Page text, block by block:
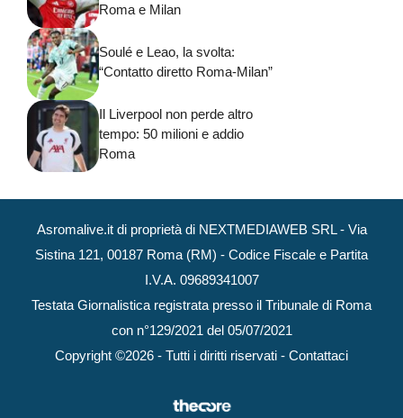
Roma e Milan
Soulé e Leao, la svolta:
“Contatto diretto Roma-Milan”
Il Liverpool non perde altro
tempo: 50 milioni e addio
Roma
Asromalive.it di proprietà di NEXTMEDIAWEB SRL - Via
Sistina 121, 00187 Roma (RM) - Codice Fiscale e Partita
I.V.A. 09689341007
Testata Giornalistica registrata presso il Tribunale di Roma
con n°129/2021 del 05/07/2021
Copyright ©2026 - Tutti i diritti riservati - Contattaci